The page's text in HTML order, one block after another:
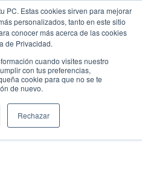
PC. Estas cookies sirven para mejorar
personalizados, tanto en este sitio
conocer más acerca de las cookies
de Privacidad.
cuando visites nuestro
con tus preferencias,
cookie para que no se te
de nuevo.
Rechazar
•Diesel